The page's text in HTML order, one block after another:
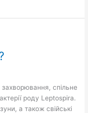
спільне
роду Leptospira.
а також свійські